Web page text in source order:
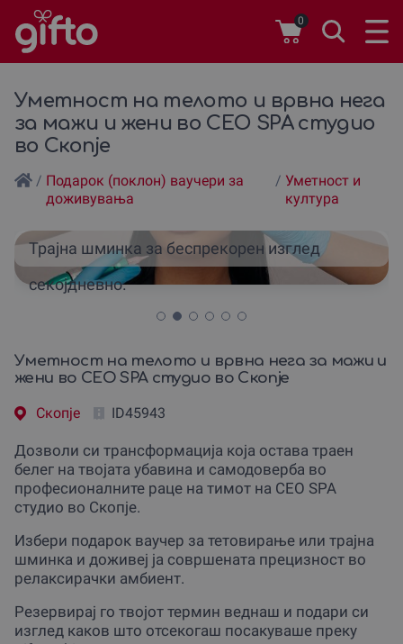
0
Уметност на телото и врвна нега
за мажи и жени во CEO SPA студио
во Скопје
/ Подарок (поклон) ваучери за
доживувања
/ Уметност и
култура
Трајна шминка за беспрекорен изглед
секојдневно.
Уметност на телото и врвна нега за мажи и
жени во CEO SPA студио во Скопје
Скопjе ID45943
Дозволи си трансформација која остава траен
белег на твојата убавина и самодоверба во
професионалните раце на тимот на CEO SPA
студио во Скопје.
Избери подарок ваучер за тетовирање или трајна
шминка и доживеј ја совршената прецизност во
релаксирачки амбиент.
Резервирај го твојот термин веднаш и подари си
изглед каков што отсекогаш посакуваше преку